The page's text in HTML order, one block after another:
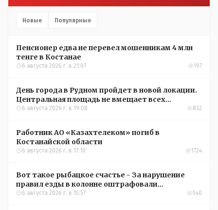
Новые Популярные
Пенсионер едва не перевел мошенникам 4 млн
тенге в Костанае
6 августа 2026 г. в 21:07 197
День города в Рудном пройдет в новой локации.
Центральная площадь не вмещает всех
желающих
6 августа 2026 г. в 19:08 832
Работник АО «Казахтелеком» погиб в
Костанайской области
6 августа 2026 г. в 17:10 1724
Вот такое рыбацкое счастье - За нарушение
правил езды в колонне оштрафовали
участников соревнований в Аркалыке
6 августа 2026 г. в 15:57 540